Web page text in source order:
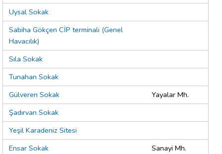
Uysal Sokak
Sabiha Gökçen CİP terminali (Genel
Havacılık)
Sıla Sokak
Tunahan Sokak
Gülveren Sokak
Yayalar Mh.
Şadırvan Sokak
Yeşil Karadeniz Sitesi
Ensar Sokak
Sanayi Mh.